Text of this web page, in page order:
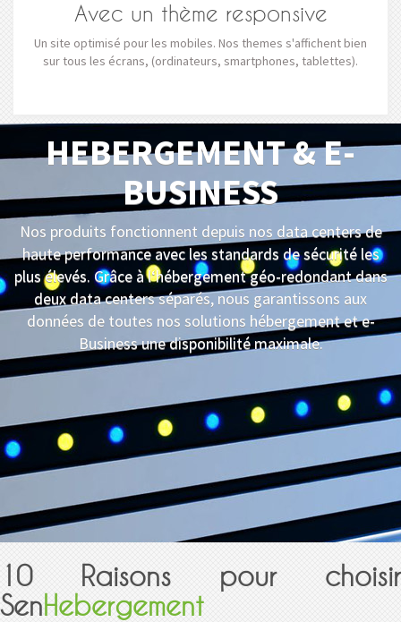
Avec un thème responsive
Un site optimisé pour les mobiles. Nos themes s'affichent bien
sur tous les écrans, (ordinateurs, smartphones, tablettes).
HEBERGEMENT & E-
BUSINESS
Nos produits fonctionnent depuis nos data centers de
haute performance avec les standards de sécurité les
plus élevés. Grâce à l‘hébergement géo-redondant dans
deux data centers séparés, nous garantissons aux
données de toutes nos solutions hébergement et e-
Business une disponibilité maximale.
10 Raisons pour choisir
SenHebergement